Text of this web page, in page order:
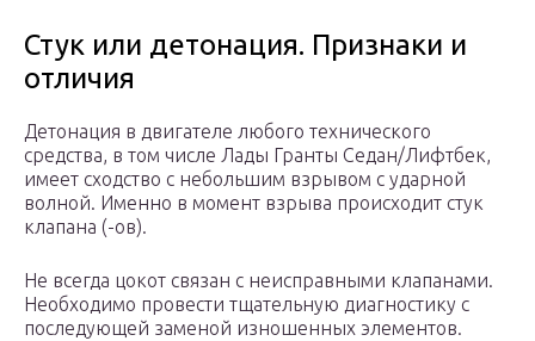
Стук или детонация. Признаки и
отличия
Детонация в двигателе любого технического
средства, в том числе Лады Гранты Седан/Лифтбек,
имеет сходство с небольшим взрывом с ударной
волной. Именно в момент взрыва происходит стук
клапана (-ов).
Не всегда цокот связан с неисправными клапанами.
Необходимо провести тщательную диагностику с
последующей заменой изношенных элементов.